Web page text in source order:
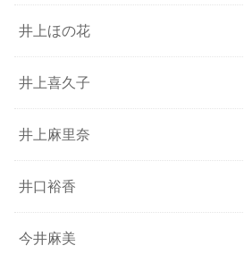
井上ほの花
井上喜久子
井上麻里奈
井口裕香
今井麻美